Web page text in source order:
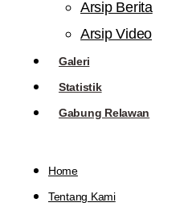
Arsip Berita
Arsip Video
Galeri
Statistik
Gabung Relawan
Home
Tentang Kami